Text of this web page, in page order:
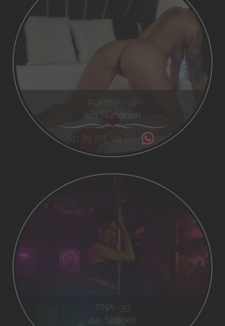
ROMINA - 32
aus Rumänien
+41 79 375 09 00
TINA - 39
aus Spanien